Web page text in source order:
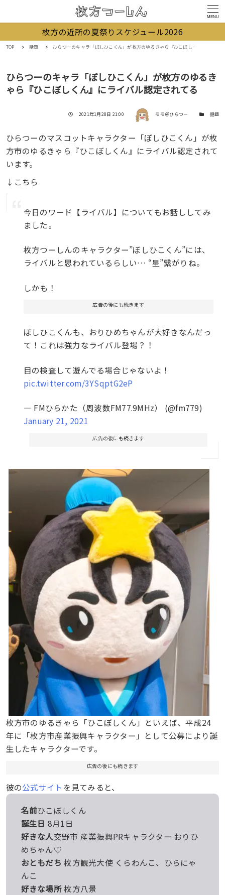
MENU
枚方の近所の夏祭りスケジュール2026
TOP 話題 ひらつーのキャラ「ぼしひこくん」が枚方のゆるきゃら『ひこぼしくん』にライバル認定されてる
ひらつーのキャラ「ぼしひこくん」が枚方のゆるき
ゃら『ひこぼしくん』にライバル認定されてる
投稿日
2021年1月28日 21:00 著者 モモ＠ひらつー カテゴリー
話題
ひらつーのマスコットキャラクター「ぼしひこくん」が枚
方市のゆるきゃら『ひこぼしくん』にライバル認定されて
います。
↓こちら
今日のワード【ライバル】についてもお話ししてみ
ました。
枚方つーしんのキャラクター”ぼしひこくん”には、
ライバルと思われているらしい… “星”繋がりね。
しかも！
広告の後にも続きます
ぼしひこくんも、おりひめちゃんが大好きなんだっ
て！これは強力なライバル登場？！
目の検査して遊んでる場合じゃないよ！
pic.twitter.com/3YSqptG2eP
— FMひらかた（周波数FM77.9MHz） (@fm779)
January 21, 2021
広告の後にも続きます
枚方市のゆるきゃら「ひこぼしくん」といえば、平成24
年に「枚方市産業振興キャラクター」として公募により誕
生したキャラクターです。
広告の後にも続きます
彼の公式サイト を見てみると、
名前ひこぼしくん
誕生日 8月1日
好きな人交野市 産業振興PRキャラクター おりひ
めちゃん♡
おともだち枚方観光大使 くらわんこ、ひらにゃ
んこ
好きな場所枚方八景